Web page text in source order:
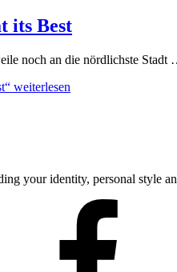
its Best
noch an die nördlichste Stadt
weiterlesen
your identity, personal style